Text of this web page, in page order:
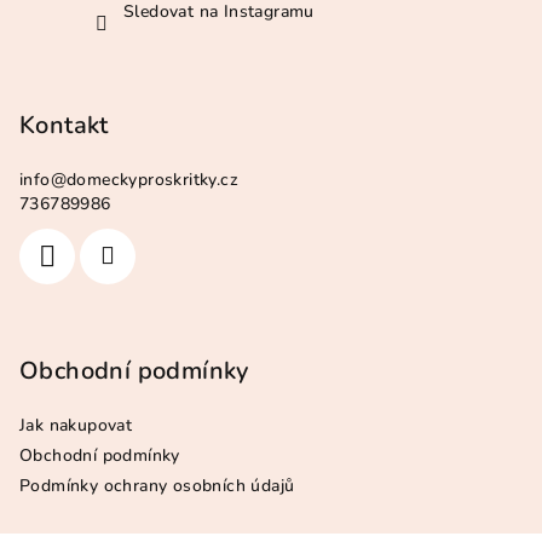
Sledovat na Instagramu
Kontakt
info@domeckyproskritky.cz
736789986
Obchodní podmínky
Jak nakupovat
Obchodní podmínky
Podmínky ochrany osobních údajů